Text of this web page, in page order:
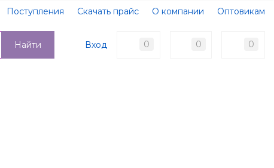
Поступления Скачать прайс О компании
Оптовикам
Доставка
Контакты
Вход 0 0 0
Найти